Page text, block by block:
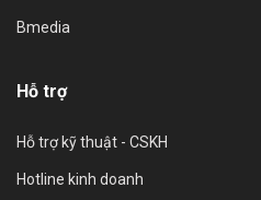
Bmedia
Hỗ trợ
Hỗ trợ kỹ thuật - CSKH
Hotline kinh doanh